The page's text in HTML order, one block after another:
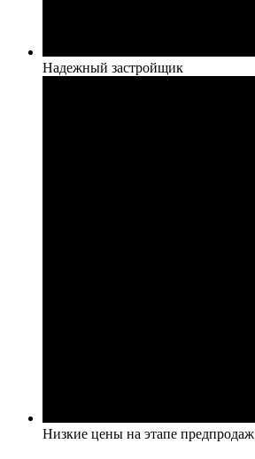
Надежный застройщик
Низкие цены на этапе предпродаж